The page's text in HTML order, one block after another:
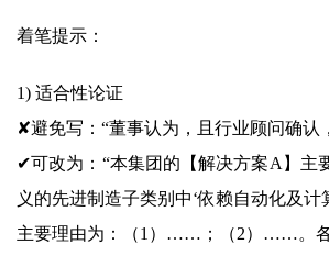
着笔提示：
1) 适合性论证
✘避免写：“董事认为，且行业顾问确认
✔可改为：“本集团的【解决方案A】主
义的先进制造子类别中‘依赖自动化及
主要理由为：（1）……；（2）……。各